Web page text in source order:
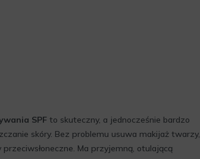
SPF to skuteczny, a jednocześnie bardzo
skóry. Bez problemu usuwa makijaż twarzy,
Ma przyjemną, otulającą